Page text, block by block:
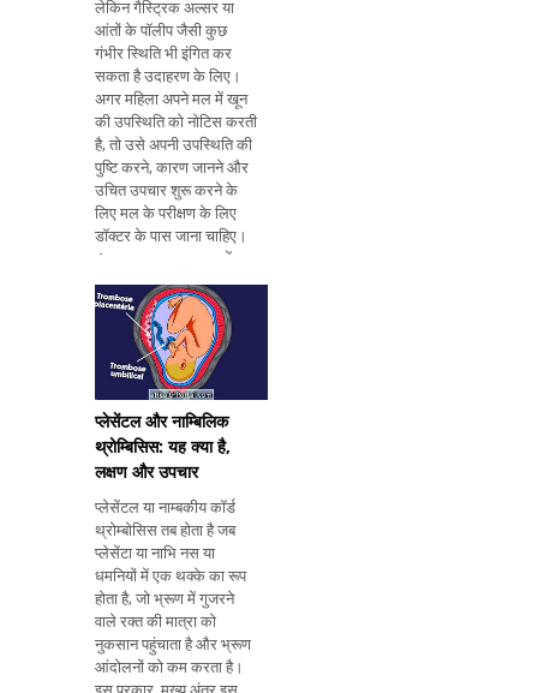
लेकिन गैस्ट्रिक अल्सर या
आंतों के पॉलीप जैसी कुछ
गंभीर स्थिति भी इंगित कर
सकता है उदाहरण के लिए।
अगर महिला अपने मल में खून
की उपस्थिति को नोटिस करती
है, तो उसे अपनी उपस्थिति की
पुष्टि करने, कारण जानने और
उचित उपचार शुरू करने के
लिए मल के परीक्षण के लिए
डॉक्टर के पास जाना चाहिए।
4 मुख्य कारण इस चरण में मल
के रक्त के कुछ सामान्य कारण
हैं: 1. बवासीर यह गर्भावस्था के
दौरान पेट के क्षेत्र में वजन में
वृद्धि के कारण आम है और
कब्ज से बढ़ सकता है जो आ
प्लेसेंटल और नाम्बिलिक
थ्रोम्बिसिस: यह क्या है,
लक्षण और उपचार
प्लेसेंटल या नाम्बकीय कॉर्ड
थ्रोम्बोसिस तब होता है जब
प्लेसेंटा या नाभि नस या
धमनियों में एक थक्के का रूप
होता है, जो भ्रूण में गुजरने
वाले रक्त की मात्रा को
नुकसान पहुंचाता है और भ्रूण
आंदोलनों को कम करता है।